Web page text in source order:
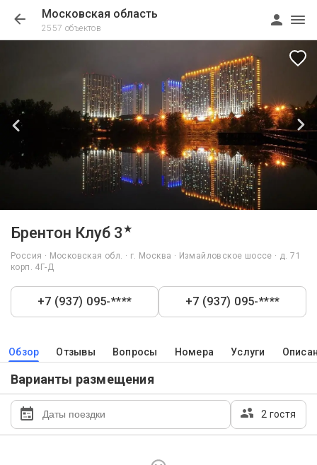
Московская область
2557 объектов
Брентон Клуб 3★
Россия · Московская обл. · г. Москва · Измайловское шоссе · д. 71
корп. 4Г-Д
+7 (937) 095-**** +7 (937) 095-****
Обзор Отзывы Вопросы Номера Услуги
Варианты размещения
2 гостя